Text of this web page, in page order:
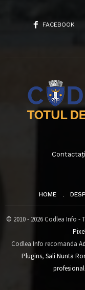
FACEBOOK
HOME
© 2010 - 2026 Codlea Info -
Codlea Info recomanda
Plugins, Sali Nunta